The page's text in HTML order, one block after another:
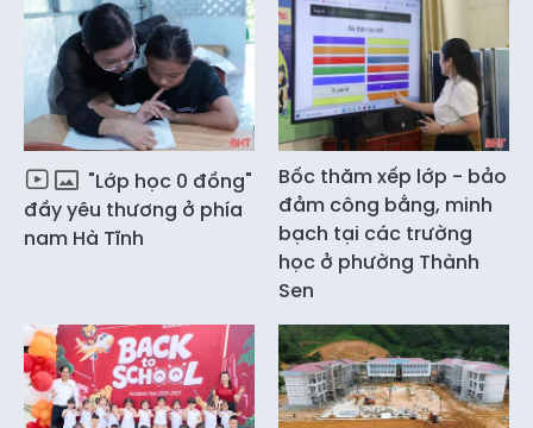
"Lớp học 0 đồng"
đầy yêu thương ở phía
nam Hà Tĩnh
Bốc thăm xếp lớp - bảo
đảm công bằng, minh
bạch tại các trường
học ở phường Thành
Sen